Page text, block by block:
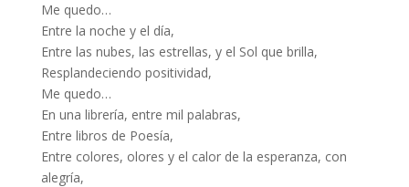
Me quedo…
Entre la noche y el día,
Entre las nubes, las estrellas, y el Sol que brilla,
Resplandeciendo positividad,
Me quedo…
En una librería, entre mil palabras,
Entre libros de Poesía,
Entre colores, olores y el calor de la esperanza, con
alegría,